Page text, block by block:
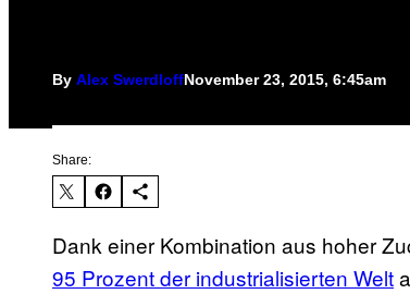
By Alex SwerdloffNovember 23, 2015, 6:45am
Share:
Dank einer Kombination aus hoher
95 Prozent der industrialisierten Welt